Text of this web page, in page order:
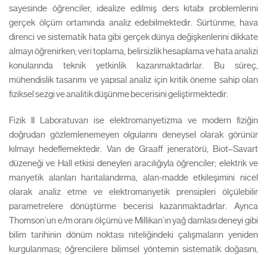
sayesinde öğrenciler, idealize edilmiş ders kitabı problemlerini
gerçek ölçüm ortamında analiz edebilmektedir. Sürtünme, hava
direnci ve sistematik hata gibi gerçek dünya değişkenlerini dikkate
almayı öğrenirken; veri toplama, belirsizlik hesaplama ve hata analizi
konularında teknik yetkinlik kazanmaktadırlar. Bu süreç,
mühendislik tasarımı ve yapısal analiz için kritik öneme sahip olan
fiziksel sezgi ve analitik düşünme becerisini geliştirmektedir.
Fizik II Laboratuvarı ise elektromanyetizma ve modern fiziğin
doğrudan gözlemlenemeyen olgularını deneysel olarak görünür
kılmayı hedeflemektedir. Van de Graaff jeneratörü, Biot–Savart
düzeneği ve Hall etkisi deneyleri aracılığıyla öğrenciler; elektrik ve
manyetik alanları haritalandırma, alan-madde etkileşimini nicel
olarak analiz etme ve elektromanyetik prensipleri ölçülebilir
parametrelere dönüştürme becerisi kazanmaktadırlar. Ayrıca
Thomson’un e/m oranı ölçümü ve Millikan’ın yağ damlası deneyi gibi
bilim tarihinin dönüm noktası niteliğindeki çalışmaların yeniden
kurgulanması; öğrencilere bilimsel yöntemin sistematik doğasını,